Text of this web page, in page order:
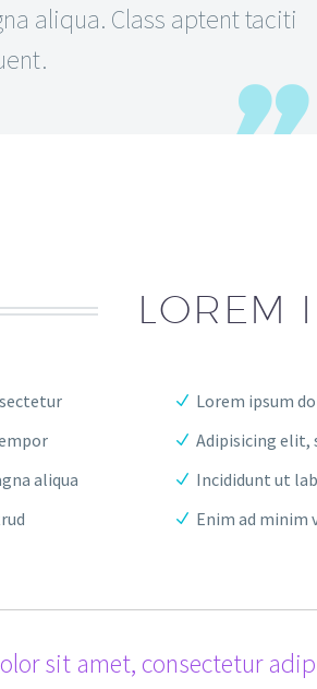
aliqua. Class aptent taciti
LOREM
aliqua
Lorem ipsum
Adipisicing elit,
Incididunt ut
Enim ad minim
sit amet, consectetur